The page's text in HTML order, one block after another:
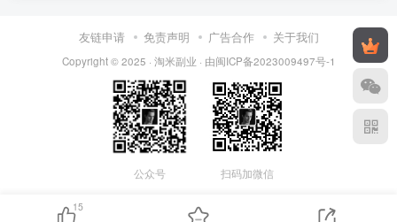
友链申请 免责声明 广告合作 关于我们
Copyright © 2025 · 淘米副业 · 由闽ICP备2023009497号-1
公众号 扫码加微信
15